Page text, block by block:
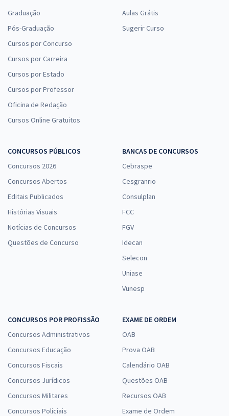
Graduação
Pós-Graduação
Cursos por Concurso
Cursos por Carreira
Cursos por Estado
Cursos por Professor
Oficina de Redação
Cursos Online Gratuitos
Aulas Grátis
Sugerir Curso
CONCURSOS PÚBLICOS
Concursos 2026
Concursos Abertos
Editais Publicados
Histórias Visuais
Notícias de Concursos
Questões de Concurso
BANCAS DE CONCURSOS
Cebraspe
Cesgranrio
Consulplan
FCC
FGV
Idecan
Selecon
Uniase
Vunesp
CONCURSOS POR PROFISSÃO
Concursos Administrativos
Concursos Educação
Concursos Fiscais
Concursos Jurídicos
Concursos Militares
Concursos Policiais
EXAME DE ORDEM
OAB
Prova OAB
Calendário OAB
Questões OAB
Recursos OAB
Exame de Ordem